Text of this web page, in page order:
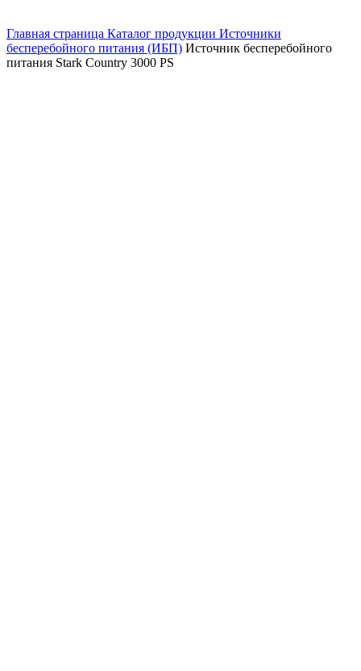
Главная страница Каталог продукции Источники
бесперебойного питания (ИБП) Источник бесперебойного
питания Stark Country 3000 PS